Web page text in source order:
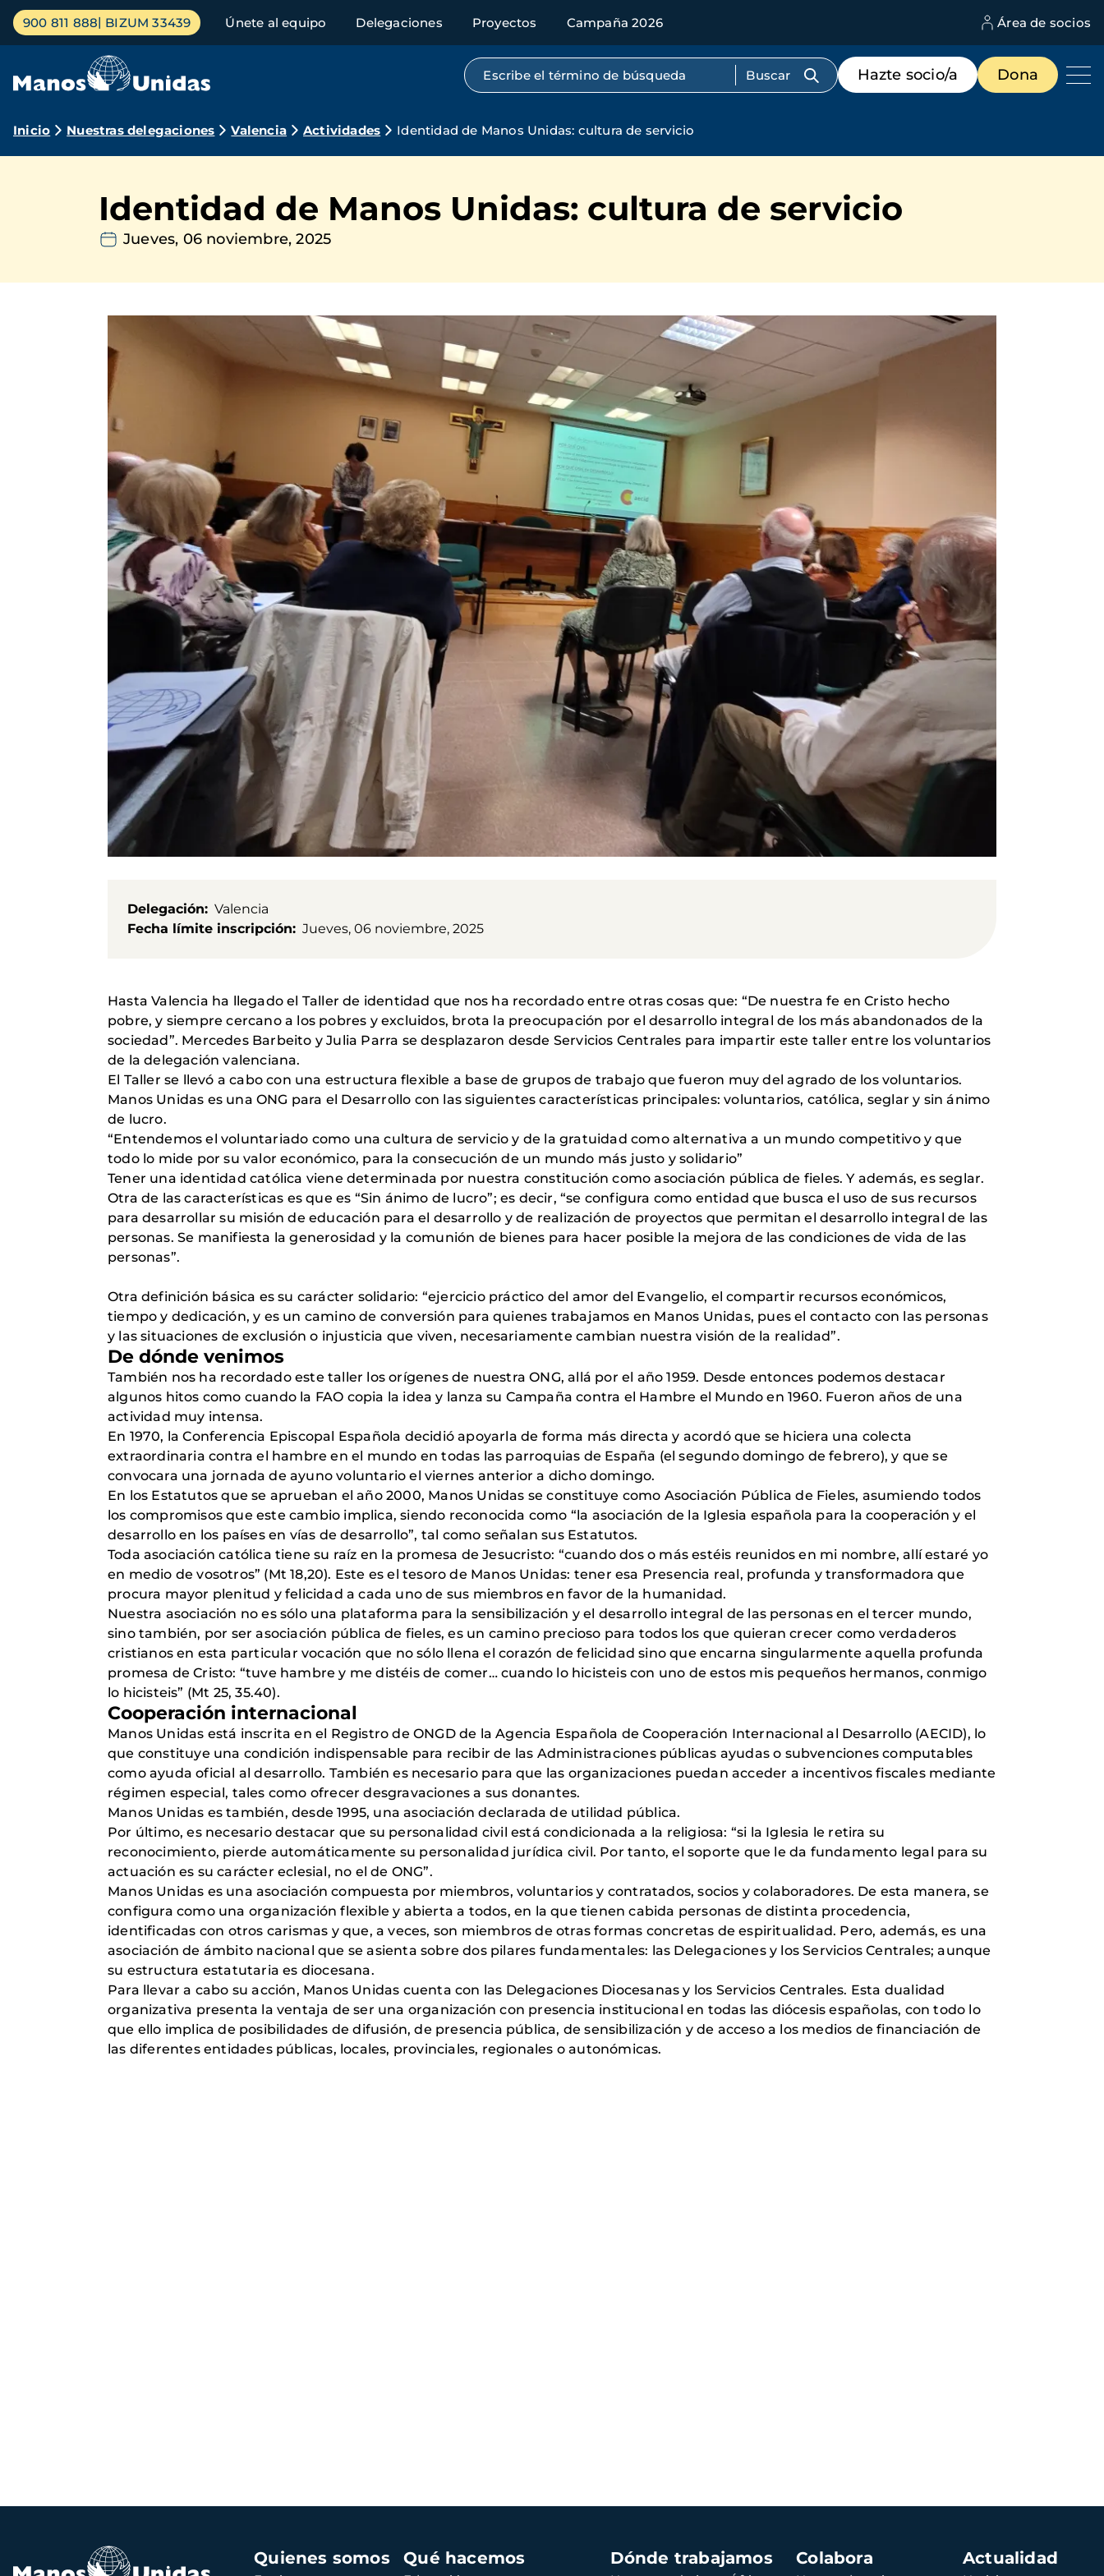
Pasar
contenido
Menú
principal
900 811 888 BIZUM 33439 Únete al equipo Delegaciones Proyectos Campaña 2026 Área de socios
Búsqueda por texto completo
Menú
de
destacados
Hazte socio/a Dona
Ruta
navegación
Inicio Nuestras delegaciones Valencia Actividades Identidad de Manos Unidas: cultura de servicio
Identidad de Manos Unidas: cultura de servicio
Jueves, 06 noviembre, 2025
Delegación
Valencia
Fecha límite inscripción
Jueves, 06 noviembre, 2025
Hasta Valencia ha llegado el Taller de identidad que nos ha recordado entre otras cosas que: “De nuestra fe en Cristo hecho
pobre, y siempre cercano a los pobres y excluidos, brota la preocupación por el desarrollo integral de los más abandonados de la
sociedad”. Mercedes Barbeito y Julia Parra se desplazaron desde Servicios Centrales para impartir este taller entre los voluntarios
de la delegación valenciana.
El Taller se llevó a cabo con una estructura flexible a base de grupos de trabajo que fueron muy del agrado de los voluntarios.
Manos Unidas es una ONG para el Desarrollo con las siguientes características principales: voluntarios, católica, seglar y sin ánimo
de lucro.
“Entendemos el voluntariado como una cultura de servicio y de la gratuidad como alternativa a un mundo competitivo y que
todo lo mide por su valor económico, para la consecución de un mundo más justo y solidario”
Tener una identidad católica viene determinada por nuestra constitución como asociación pública de fieles. Y además, es seglar.
Otra de las características es que es “Sin ánimo de lucro”; es decir, “se configura como entidad que busca el uso de sus recursos
para desarrollar su misión de educación para el desarrollo y de realización de proyectos que permitan el desarrollo integral de las
personas. Se manifiesta la generosidad y la comunión de bienes para hacer posible la mejora de las condiciones de vida de las
personas”.
Otra definición básica es su carácter solidario: “ejercicio práctico del amor del Evangelio, el compartir recursos económicos,
tiempo y dedicación, y es un camino de conversión para quienes trabajamos en Manos Unidas, pues el contacto con las personas
y las situaciones de exclusión o injusticia que viven, necesariamente cambian nuestra visión de la realidad”.
De dónde venimos
También nos ha recordado este taller los orígenes de nuestra ONG, allá por el año 1959. Desde entonces podemos destacar
algunos hitos como cuando la FAO copia la idea y lanza su Campaña contra el Hambre el Mundo en 1960. Fueron años de una
actividad muy intensa.
En 1970, la Conferencia Episcopal Española decidió apoyarla de forma más directa y acordó que se hiciera una colecta
extraordinaria contra el hambre en el mundo en todas las parroquias de España (el segundo domingo de febrero), y que se
convocara una jornada de ayuno voluntario el viernes anterior a dicho domingo.
En los Estatutos que se aprueban el año 2000, Manos Unidas se constituye como Asociación Pública de Fieles, asumiendo todos
los compromisos que este cambio implica, siendo reconocida como “la asociación de la Iglesia española para la cooperación y el
desarrollo en los países en vías de desarrollo”, tal como señalan sus Estatutos.
Toda asociación católica tiene su raíz en la promesa de Jesucristo: “cuando dos o más estéis reunidos en mi nombre, allí estaré yo
en medio de vosotros” (Mt 18,20). Este es el tesoro de Manos Unidas: tener esa Presencia real, profunda y transformadora que
procura mayor plenitud y felicidad a cada uno de sus miembros en favor de la humanidad.
Nuestra asociación no es sólo una plataforma para la sensibilización y el desarrollo integral de las personas en el tercer mundo,
sino también, por ser asociación pública de fieles, es un camino precioso para todos los que quieran crecer como verdaderos
cristianos en esta particular vocación que no sólo llena el corazón de felicidad sino que encarna singularmente aquella profunda
promesa de Cristo: “tuve hambre y me distéis de comer… cuando lo hicisteis con uno de estos mis pequeños hermanos, conmigo
lo hicisteis” (Mt 25, 35.40).
Cooperación internacional
Manos Unidas está inscrita en el Registro de ONGD de la Agencia Española de Cooperación Internacional al Desarrollo (AECID), lo
que constituye una condición indispensable para recibir de las Administraciones públicas ayudas o subvenciones computables
como ayuda oficial al desarrollo. También es necesario para que las organizaciones puedan acceder a incentivos fiscales mediante
régimen especial, tales como ofrecer desgravaciones a sus donantes.
Manos Unidas es también, desde 1995, una asociación declarada de utilidad pública.
Por último, es necesario destacar que su personalidad civil está condicionada a la religiosa: “si la Iglesia le retira su
reconocimiento, pierde automáticamente su personalidad jurídica civil. Por tanto, el soporte que le da fundamento legal para su
actuación es su carácter eclesial, no el de ONG”.
Manos Unidas es una asociación compuesta por miembros, voluntarios y contratados, socios y colaboradores. De esta manera, se
configura como una organización flexible y abierta a todos, en la que tienen cabida personas de distinta procedencia,
identificadas con otros carismas y que, a veces, son miembros de otras formas concretas de espiritualidad. Pero, además, es una
asociación de ámbito nacional que se asienta sobre dos pilares fundamentales: las Delegaciones y los Servicios Centrales; aunque
su estructura estatutaria es diocesana.
Para llevar a cabo su acción, Manos Unidas cuenta con las Delegaciones Diocesanas y los Servicios Centrales. Esta dualidad
organizativa presenta la ventaja de ser una organización con presencia institucional en todas las diócesis españolas, con todo lo
que ello implica de posibilidades de difusión, de presencia pública, de sensibilización y de acceso a los medios de financiación de
las diferentes entidades públicas, locales, provinciales, regionales o autonómicas.
Navegación
principal
Quienes somos Qué hacemos Dónde trabajamos Colabora Actualidad